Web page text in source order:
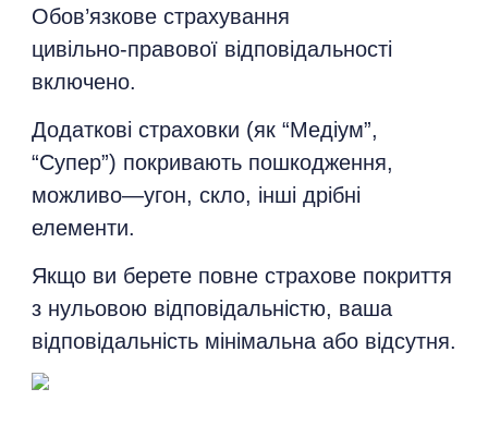
Обов’язкове страхування
цивільно‑правової відповідальності
включено.
Додаткові страховки (як “Медіум”,
“Супер”) покривають пошкодження,
можливо—угон, скло, інші дрібні
елементи.
Якщо ви берете повне страхове покриття
з нульовою відповідальністю, ваша
відповідальність мінімальна або відсутня.